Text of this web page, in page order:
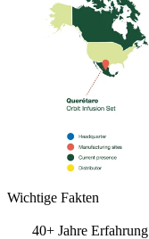
Wichtige Fakten
40+ Jahre Erfahrung